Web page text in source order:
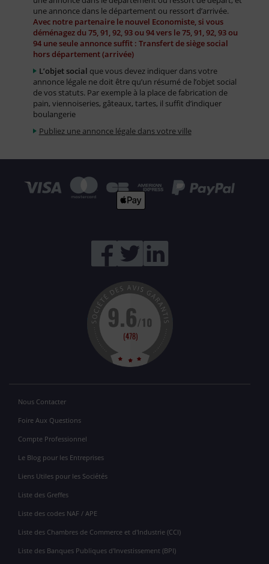
une annonce dans le département ou ressort d’arrivée.
Avec notre partenaire le nouvel Economiste, si vous
déménagez du 75, 91, 92, 93 ou 94 vers le 75, 91, 92, 93 ou
94 une seule annonce suffit : Transfert de siège social
hors département (arrivée)
L’objet social que vous devez indiquer dans votre
annonce légale ne doit être qu’un résumé de l’objet social
de vos statuts. Par exemple à la place de fabrication de
pain, viennoiseries, gâteaux, tartes, il suffit d’indiquer
boulangerie
Publiez une annonce légale dans votre ville
Nous Contacter
Foire Aux Questions
Compte Professionnel
Le Blog pour les Entreprises
Liens Utiles pour les Sociétés
Liste des Greffes
Liste des codes NAF / APE
Liste des Chambres de Commerce et d'Industrie (CCI)
Liste des Banques Publiques d'Investissement (BPI)